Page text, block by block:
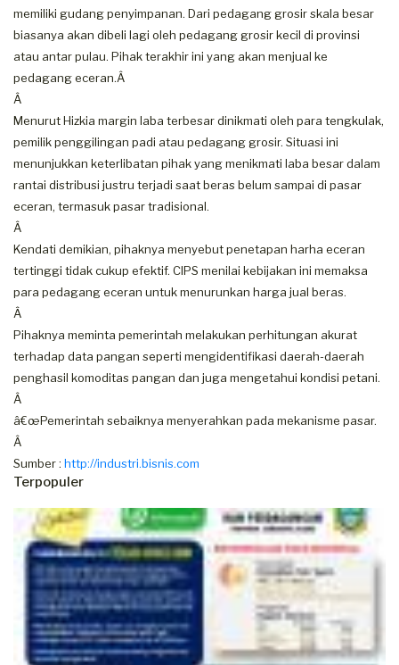
memiliki gudang penyimpanan. Dari pedagang grosir skala besar
biasanya akan dibeli lagi oleh pedagang grosir kecil di provinsi
atau antar pulau. Pihak terakhir ini yang akan menjual ke
pedagang eceran.Â
Â
Menurut Hizkia margin laba terbesar dinikmati oleh para tengkulak,
pemilik penggilingan padi atau pedagang grosir. Situasi ini
menunjukkan keterlibatan pihak yang menikmati laba besar dalam
rantai distribusi justru terjadi saat beras belum sampai di pasar
eceran, termasuk pasar tradisional.
Â
Kendati demikian, pihaknya menyebut penetapan harha eceran
tertinggi tidak cukup efektif. CIPS menilai kebijakan ini memaksa
para pedagang eceran untuk menurunkan harga jual beras.
Â
Pihaknya meminta pemerintah melakukan perhitungan akurat
terhadap data pangan seperti mengidentifikasi daerah-daerah
penghasil komoditas pangan dan juga mengetahui kondisi petani.
Â
â€œPemerintah sebaiknya menyerahkan pada mekanisme pasar.
Â
Sumber : http://industri.bisnis.com
Terpopuler